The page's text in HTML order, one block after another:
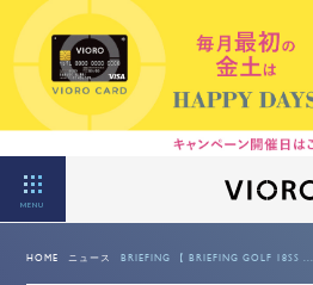
MENU
HOME ニュース BRIEFING 【 BRIEFING GOLF 18SS ...